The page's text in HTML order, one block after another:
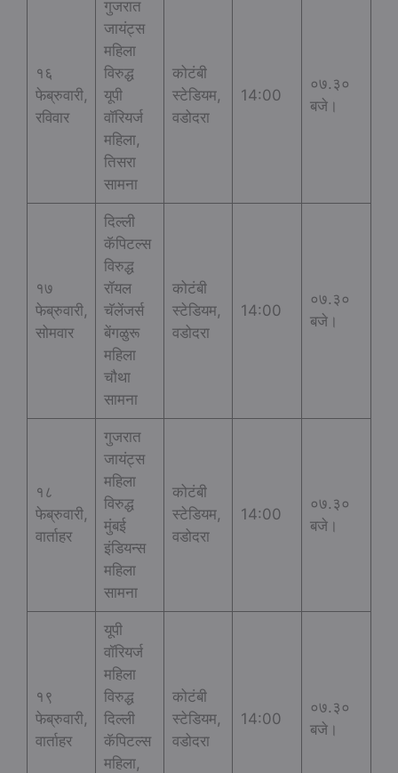
१६
फेब्रुवारी,
रविवार
गुजरात
जायंट्स
महिला
विरुद्ध
यूपी
वॉरियर्ज
महिला,
तिसरा
सामना
कोटंबी
स्टेडियम,
वडोदरा
14:00
०७.३०
बजे।
१७
फेब्रुवारी,
सोमवार
दिल्ली
कॅपिटल्स
विरुद्ध
रॉयल
चॅलेंजर्स
बेंगळुरू
महिला
चौथा
सामना
कोटंबी
स्टेडियम,
वडोदरा
14:00
०७.३०
बजे।
१८
फेब्रुवारी,
वार्ताहर
गुजरात
जायंट्स
महिला
विरुद्ध
मुंबई
इंडियन्स
महिला
सामना
कोटंबी
स्टेडियम,
वडोदरा
14:00
०७.३०
बजे।
१९
फेब्रुवारी,
वार्ताहर
यूपी
वॉरियर्ज
महिला
विरुद्ध
दिल्ली
कॅपिटल्स
महिला,
कोटंबी
स्टेडियम,
वडोदरा
14:00
०७.३०
बजे।